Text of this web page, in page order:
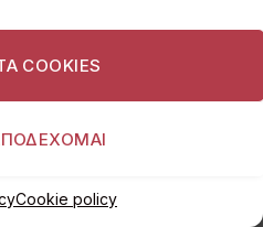
COOKIES
Cookie policy
σήμερα είναι